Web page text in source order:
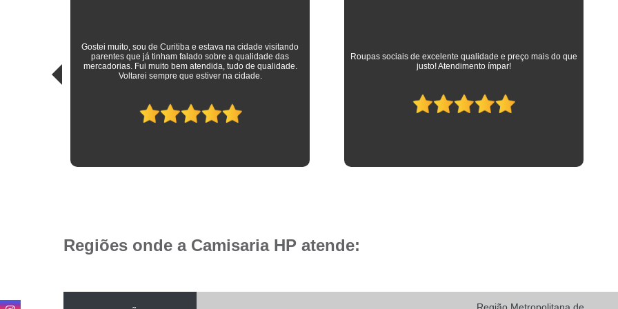
Camisa
Camisa Social Listrada
Camisa Social Listrada Masculina
Camisa Social Masculina Listrada Preto e
Camisa Manga Longa Masculina
Roupas sociais de excelente qualidade e preço mais do que
justo! Atendimento ímpar!
As melhores camisas que vestem meus filhos desde a
adolescência até os dias atuais em que trabalham como
advogados. Parabéns à toda equipe da Camisaria HP!
Regiões onde a Camisaria HP atende: